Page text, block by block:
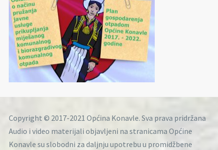
Copyright © 2017-2021 Općina Konavle. Sva prava pridržana
Audio i video materijali objavljeni na stranicama Općine
Konavle su slobodni za daljnju upotrebu u promidžbene